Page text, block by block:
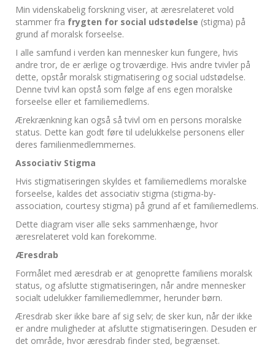
Min videnskabelig forskning viser, at æresrelateret vold
stammer fra frygten for social udstødelse (stigma) på
grund af moralsk forseelse.
I alle samfund i verden kan mennesker kun fungere, hvis
andre tror, de er ærlige og troværdige. Hvis andre tvivler på
dette, opstår moralsk stigmatisering og social udstødelse.
Denne tvivl kan opstå som følge af ens egen moralske
forseelse eller et familiemedlems.
Ærekrænkning kan også så tvivl om en persons moralske
status. Dette kan godt føre til udelukkelse personens eller
deres familienmedlemmernes.
Associativ Stigma
Hvis stigmatiseringen skyldes et familiemedlems moralske
forseelse, kaldes det associativ stigma (stigma-by-
association, courtesy stigma) på grund af et familiemedlems.
Dette diagram viser alle seks sammenhænge, hvor
æresrelateret vold kan forekomme.
Æresdrab
Formålet med æresdrab er at genoprette familiens moralsk
status, og afslutte stigmatiseringen, når andre mennesker
socialt udelukker familiemedlemmer, herunder børn.
Æresdrab sker ikke bare af sig selv; de sker kun, når der ikke
er andre muligheder at afslutte stigmatiseringen. Desuden er
det område, hvor æresdrab finder sted, begrænset.